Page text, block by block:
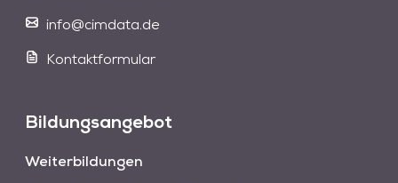
info@cimdata.de
Kontaktformular
Bildungsangebot
Weiterbildungen